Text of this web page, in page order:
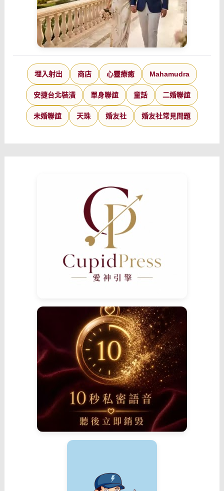
埋入射出 商店 心靈療癒 Mahamudra
安捷台北裝潢 單身聯誼 童話 二婚聯誼
未婚聯誼 天珠 婚友社 婚友社常見問題